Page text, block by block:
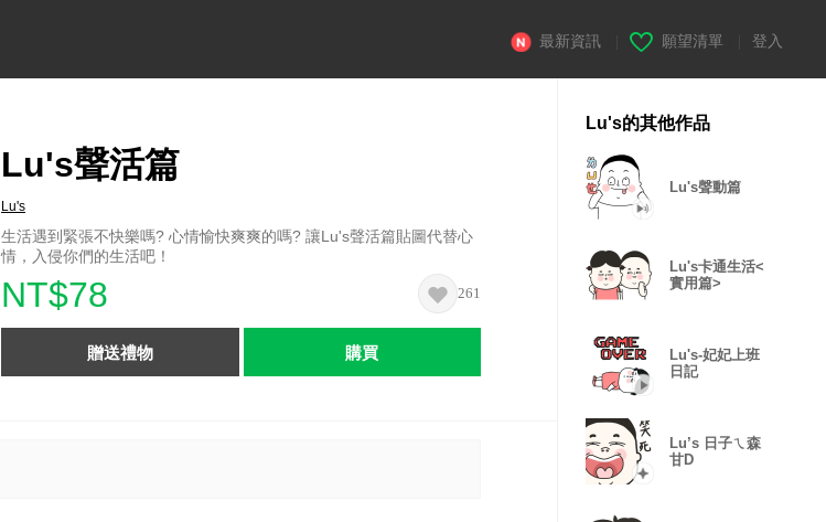
最新資訊 願望清單 登入
Lu's聲活篇
Lu's
生活遇到緊張不快樂嗎? 心情愉快爽爽的嗎? 讓Lu's聲活篇貼圖代替心
情，入侵你們的生活吧！
NT$78 261
贈送禮物 購買
Lu's的其他作品
Lu's聲動篇
Lu's卡通生活<
實用篇>
Lu's-妃妃上班
日記
Lu’s 日子ㄟ森
甘D